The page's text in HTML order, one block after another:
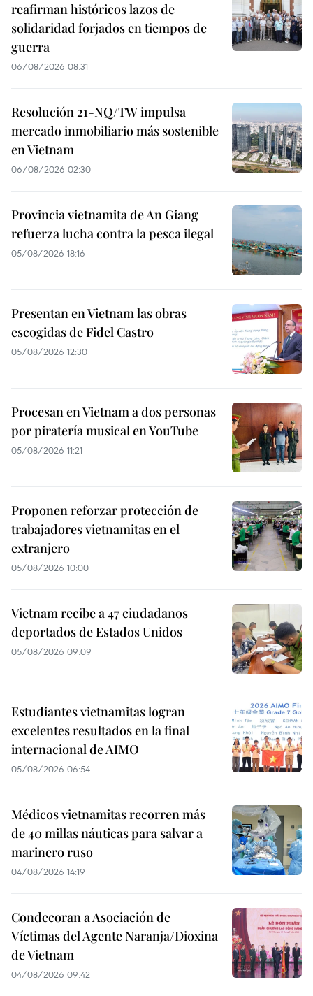
reafirman históricos lazos de
solidaridad forjados en tiempos de
guerra
06/08/2026 08:31
Resolución 21-NQ/TW impulsa
mercado inmobiliario más sostenible
en Vietnam
06/08/2026 02:30
Provincia vietnamita de An Giang
refuerza lucha contra la pesca ilegal
05/08/2026 18:16
Presentan en Vietnam las obras
escogidas de Fidel Castro
05/08/2026 12:30
Procesan en Vietnam a dos personas
por piratería musical en YouTube
05/08/2026 11:21
Proponen reforzar protección de
trabajadores vietnamitas en el
extranjero
05/08/2026 10:00
Vietnam recibe a 47 ciudadanos
deportados de Estados Unidos
05/08/2026 09:09
Estudiantes vietnamitas logran
excelentes resultados en la final
internacional de AIMO
05/08/2026 06:54
Médicos vietnamitas recorren más
de 40 millas náuticas para salvar a
marinero ruso
04/08/2026 14:19
Condecoran a Asociación de
Víctimas del Agente Naranja/Dioxina
de Vietnam
04/08/2026 09:42